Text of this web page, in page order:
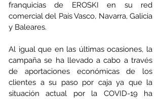
franquicias de EROSKI en su red
comercial del País Vasco, Navarra, Galicia
y Baleares.
Al igual que en las últimas ocasiones, la
campaña se ha llevado a cabo a través
de aportaciones económicas de los
clientes a su paso por caja ya que la
situación actual por la COVID-19 ha